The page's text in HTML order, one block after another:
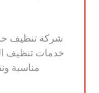
شركة تنظيف
خدمات تنظيف
مناسبة